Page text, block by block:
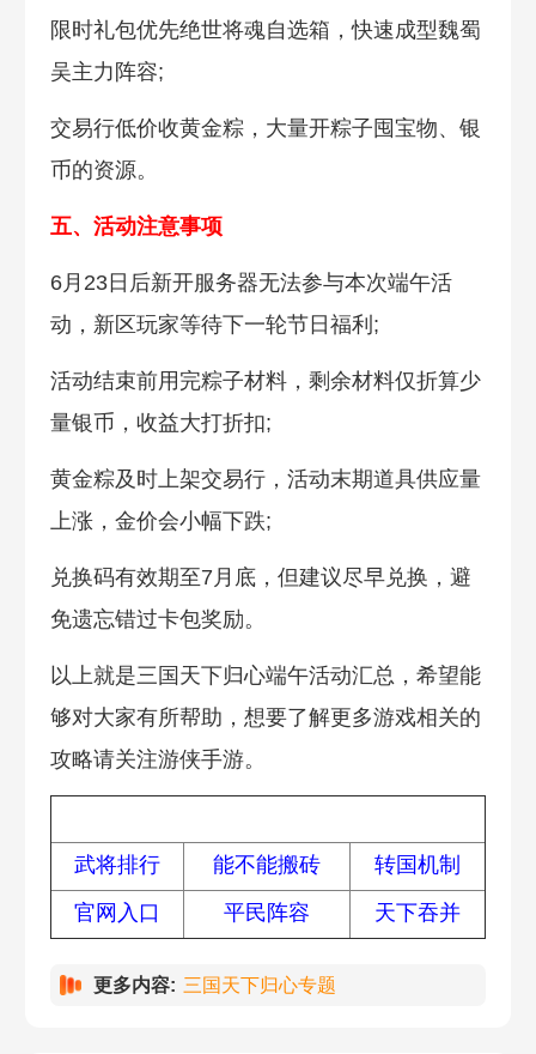
限时礼包优先绝世将魂自选箱，快速成型魏蜀
吴主力阵容;
交易行低价收黄金粽，大量开粽子囤宝物、银
币的资源。
五、活动注意事项
6月23日后新开服务器无法参与本次端午活
动，新区玩家等待下一轮节日福利;
活动结束前用完粽子材料，剩余材料仅折算少
量银币，收益大打折扣;
黄金粽及时上架交易行，活动末期道具供应量
上涨，金价会小幅下跌;
兑换码有效期至7月底，但建议尽早兑换，避
免遗忘错过卡包奖励。
以上就是三国天下归心端午活动汇总，希望能
够对大家有所帮助，想要了解更多游戏相关的
攻略请关注游侠手游。
武将排行
能不能搬砖
转国机制
官网入口
平民阵容 天下吞并
更多内容: 三国天下归心专题